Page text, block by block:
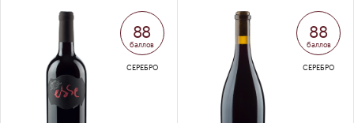
88
баллов
СЕРЕБРО
88
баллов
СЕРЕБРО